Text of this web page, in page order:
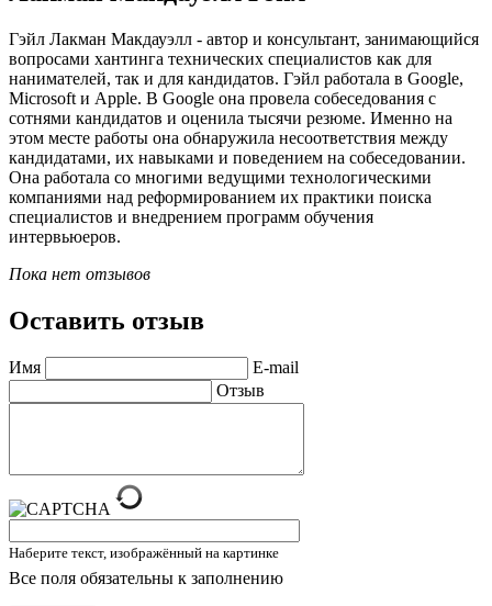
Гэйл Лакман Макдауэлл - автор и консультант, занимающийся
вопросами хантинга технических специалистов как для
нанимателей, так и для кандидатов. Гэйл работала в Google,
Microsoft и Apple. В Google она провела собеседования с
сотнями кандидатов и оценила тысячи резюме. Именно на
этом месте работы она обнаружила несоответствия между
кандидатами, их навыками и поведением на собеседовании.
Она работала со многими ведущими технологическими
компаниями над реформированием их практики поиска
специалистов и внедрением программ обучения
интервьюеров.
Пока нет отзывов
Оставить отзыв
Имя
E-mail
Отзыв
Наберите текст, изображённый на картинке
Все поля обязательны к заполнению